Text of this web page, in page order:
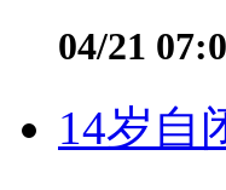
04/21
14岁自